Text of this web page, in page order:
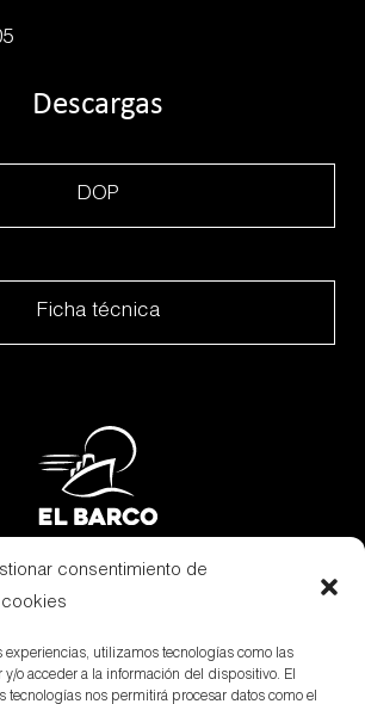
consentimiento de
cookies
experiencias, utilizamos tecnologías como las
y/o acceder a la información del dispositivo. El
tecnologías nos permitirá procesar datos como el
Descargas
DOP
Ficha técnica
Subvenciones
Aviso Legal